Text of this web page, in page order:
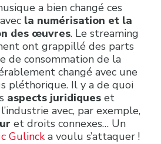
a bien changé ces
la numérisation et la
des œuvres. Le streaming
ont grappillé des parts
de consommation de la
changé avec une
pléthorique. Il y a de quoi
aspects juridiques et
avec, par exemple,
et droits connexes… Un
Gulincka voulu s’attaquer !